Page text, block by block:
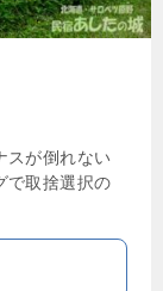
スが倒れない
で取捨選択の